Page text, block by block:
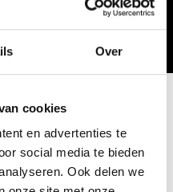
Over
cookies
en advertenties te
social media te bieden
Ook delen we